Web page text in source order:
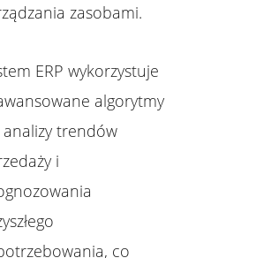
zasobami.
ERP wykorzystuje
algorytmy
trendów
i
co